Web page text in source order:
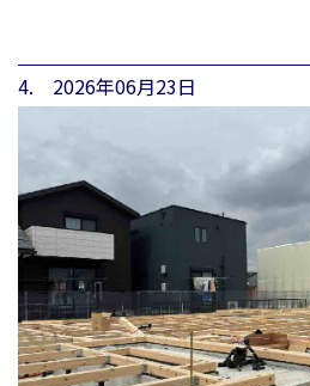
4. 2026年06月23日